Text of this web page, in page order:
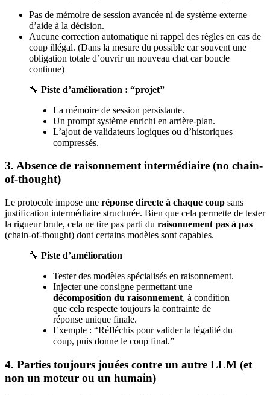
Pas de mémoire de session avancée ni de système externe
d’aide à la décision.
Aucune correction automatique ni rappel des règles en cas de
coup illégal. (Dans la mesure du possible car souvent une
obligation totale d’ouvrir un nouveau chat car boucle
continue)
🔧 Piste d’amélioration : “projet”
La mémoire de session persistante.
Un prompt système enrichi en arrière-plan.
L’ajout de validateurs logiques ou d’historiques
compressés.
3. Absence de raisonnement intermédiaire (no chain-
of-thought)
Le protocole impose une réponse directe à chaque coup sans
justification intermédiaire structurée. Bien que cela permette de tester
la rigueur brute, cela ne tire pas parti du raisonnement pas à pas
(chain-of-thought) dont certains modèles sont capables.
🔧 Piste d’amélioration
Tester des modèles spécialisés en raisonnement.
Injecter une consigne permettant une
décomposition du raisonnement, à condition
que cela respecte toujours la contrainte de
réponse unique finale.
Exemple : “Réfléchis pour valider la légalité du
coup, puis donne le coup final.”
4. Parties toujours jouées contre un autre LLM (et
non un moteur ou un humain)